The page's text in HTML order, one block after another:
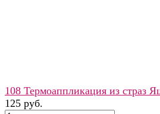
108 Термоаппликация из страз
125 руб.